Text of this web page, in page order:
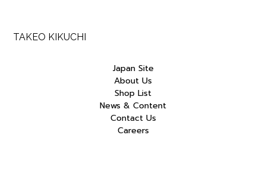
TAKEO KIKUCHI
Japan Site
About Us
Shop List
News & Content
Contact Us
Careers